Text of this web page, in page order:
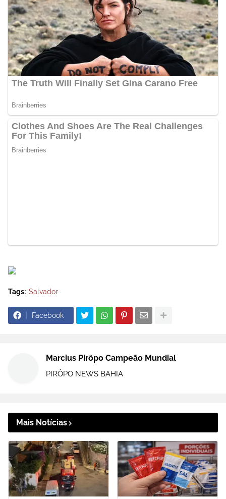
Tags: Salvador
Facebook
Marcius Pirôpo Campeão Mundial
PIRÔPO NEWS BAHIA
Mais Notícias